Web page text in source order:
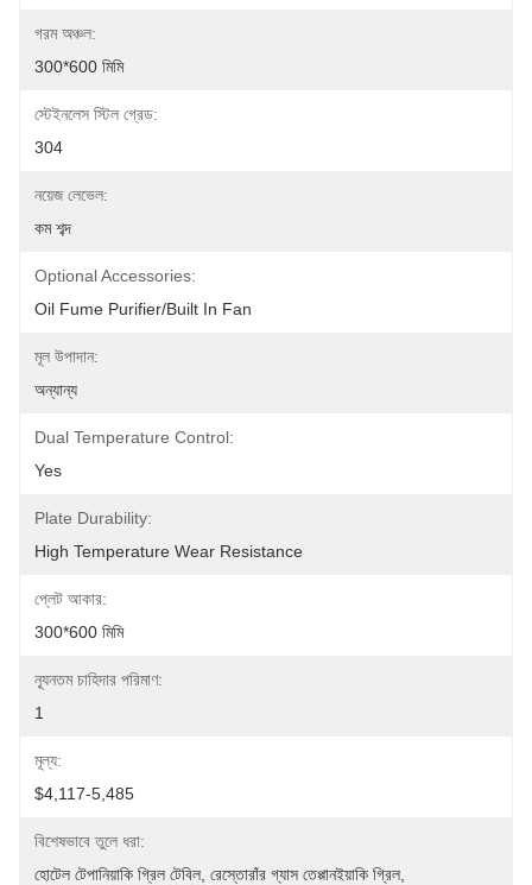
গরম অঞ্চল:
300*600 মিমি
স্টেইনলেস স্টিল গ্রেড:
304
নয়েজ লেভেল:
কম শব্দ
Optional Accessories:
Oil Fume Purifier/built In Fan
মূল উপাদান:
অন্যান্য
Dual Temperature Control:
Yes
Plate Durability:
High Temperature Wear Resistance
প্লেট আকার:
300*600 মিমি
ন্যূনতম চাহিদার পরিমাণ:
1
মূল্য:
$4,117-5,485
বিশেষভাবে তুলে ধরা:
হোটেল টেপানিয়াকি গ্রিল টেবিল রেস্তোরাঁর গ্যাস তেপ্পানইয়াকি গ্রিল